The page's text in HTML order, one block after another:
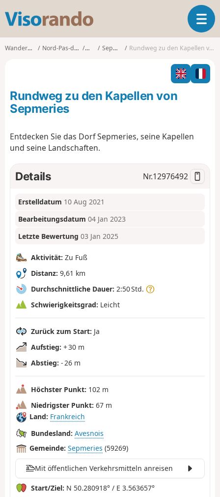
s
o
T
o
l
n
o
Wanderungen Nord-Pas-de-Calais Nord Sepmeries Rundweg zu den Kapellen von Sepmeries
Rundweg zu den Kapellen von
Sepmeries
Entdecken Sie das Dorf Sepmeries, seine Kapellen
und seine Landschaften.
Details Nr.12976492
Erstelldatum 10 Aug 2021
Bearbeitungsdatum 04 Jan 2023
Letzte Bewertung 03 Jan 2025
Aktivität: Zu Fuß
Distanz: 9,61 km
Durchschnittliche Dauer: 2:50 Std.
Schwierigkeitsgrad: Leicht
Zurück zum Start: Ja
Aufstieg: + 30 m
Abstieg: - 26 m
Höchster Punkt: 102 m
Niedrigster Punkt: 67 m
Land: Frankreich
Bundesland: Avesnois
Gemeinde: Sepmeries (59269)
Mit öffentlichen Verkehrsmitteln anreisen
Start/Ziel: N 50.280918° / E 3.563657°